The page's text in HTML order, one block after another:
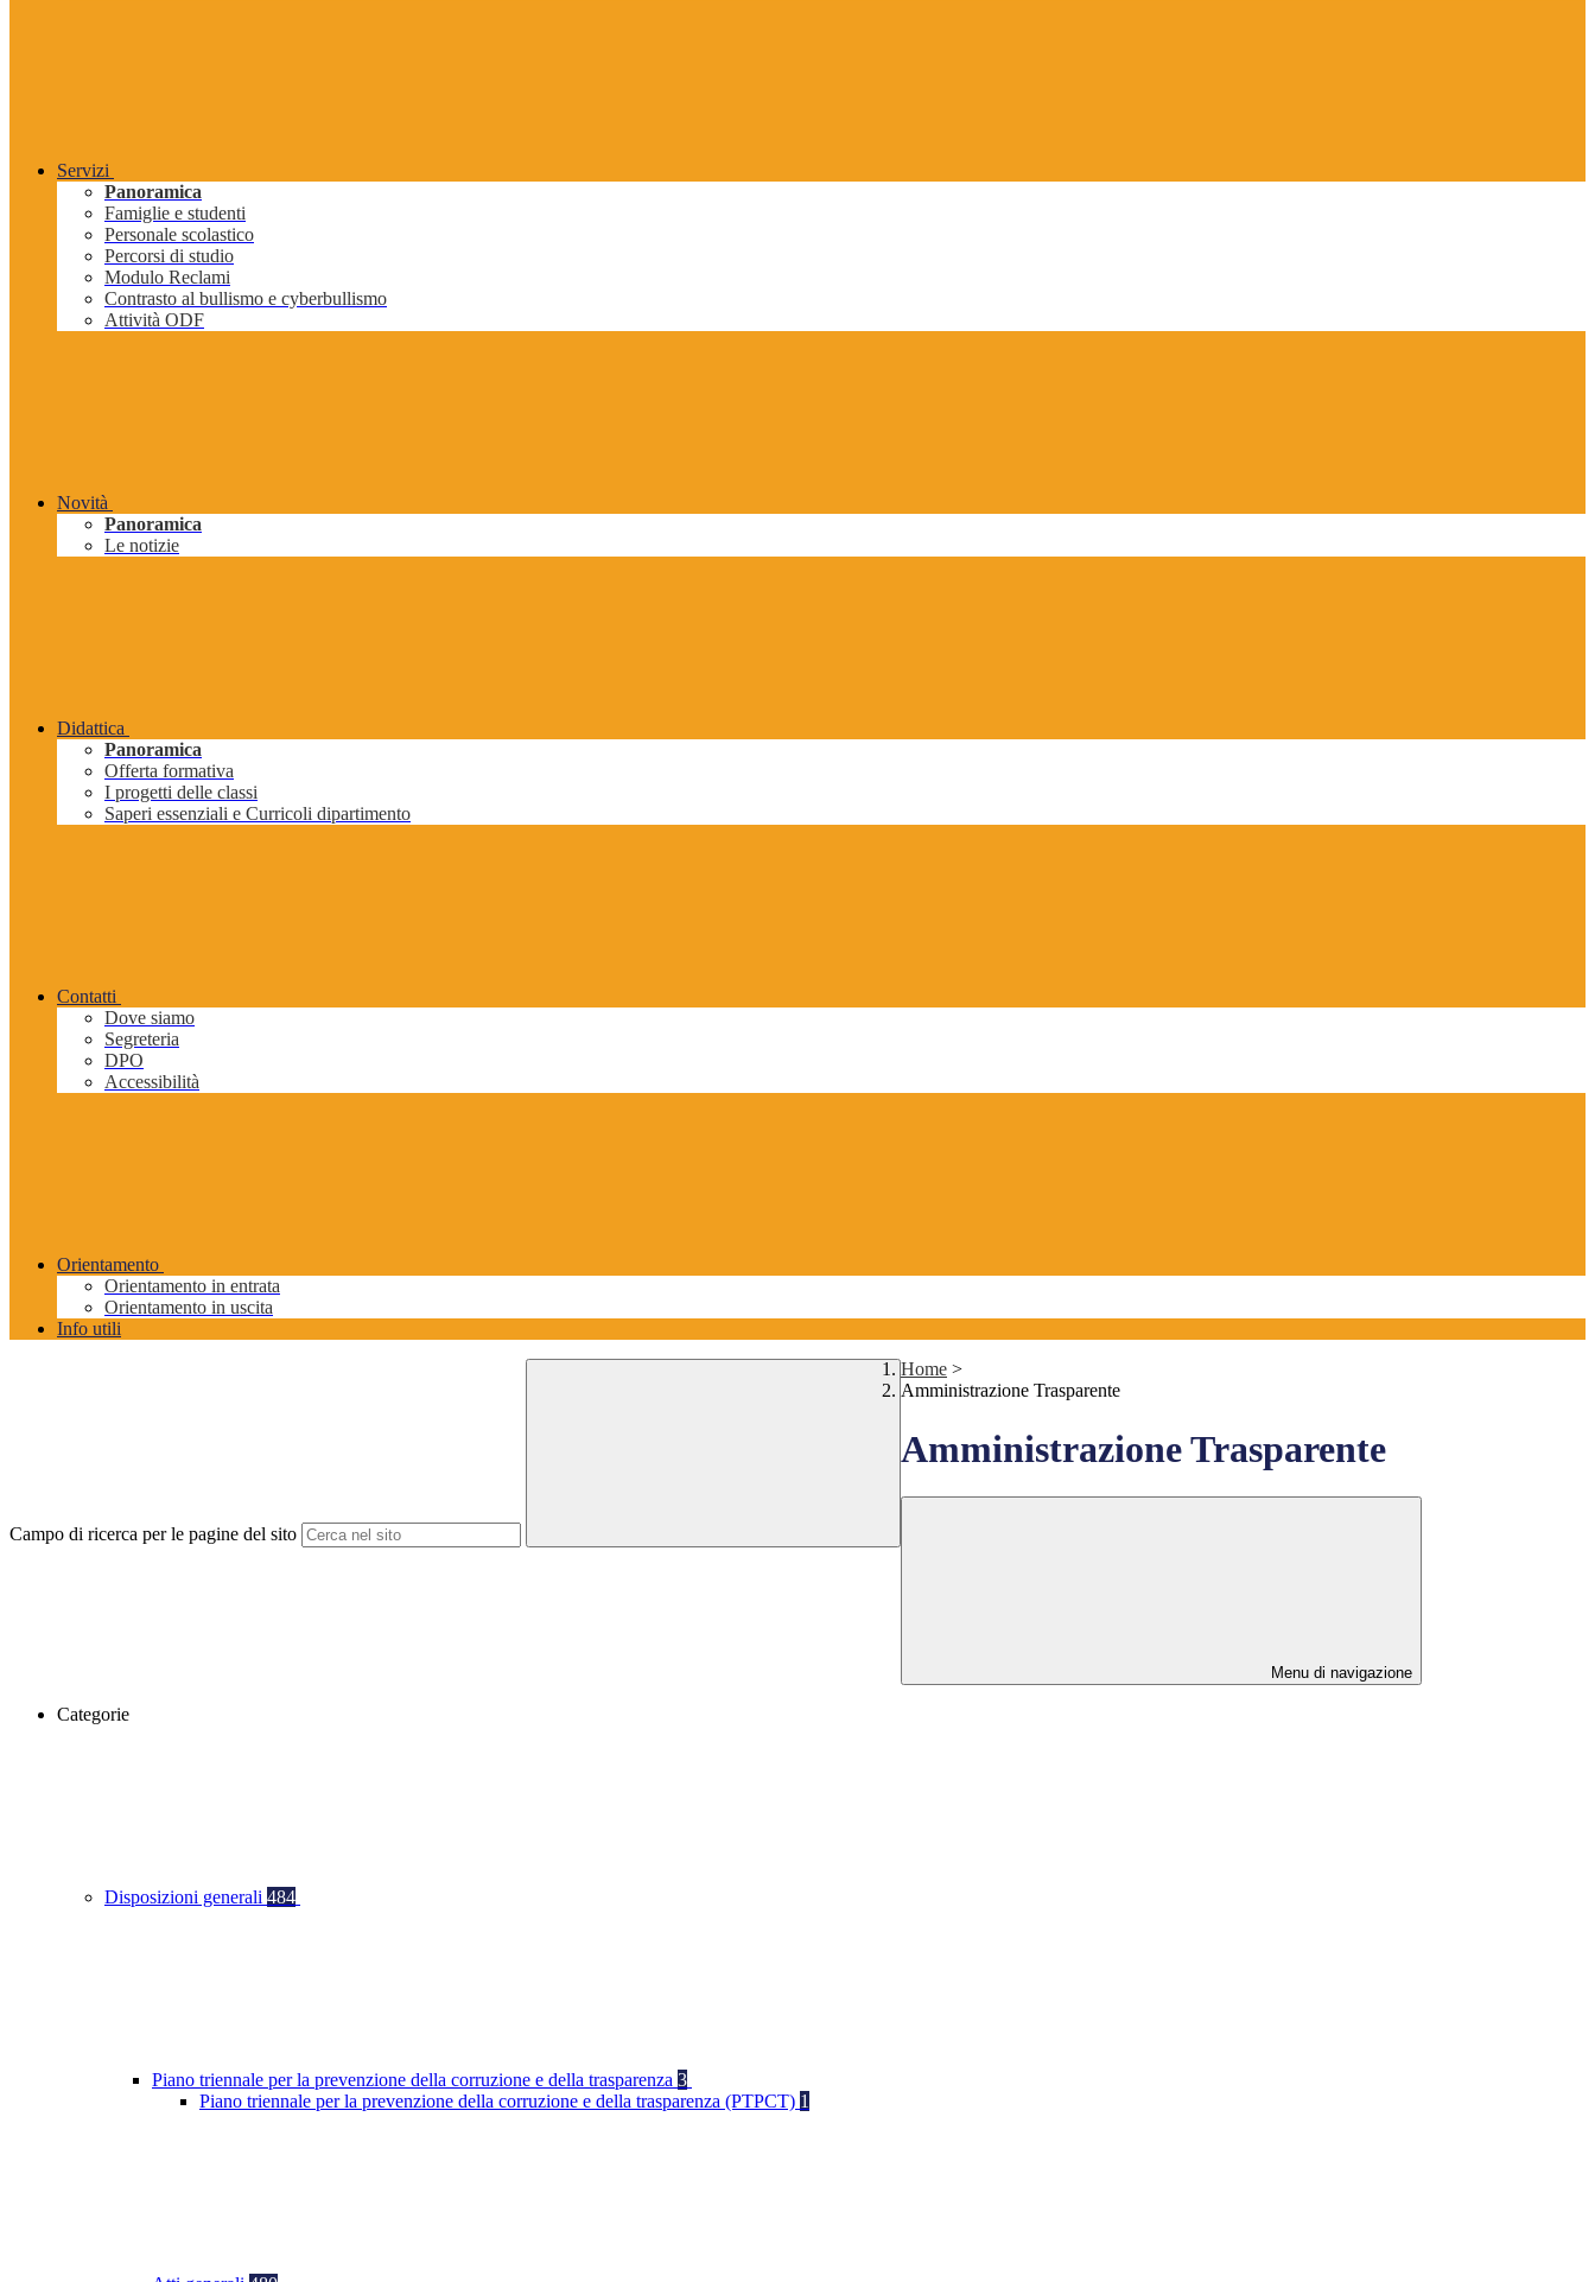
Servizi
Panoramica
Famiglie e studenti
Personale scolastico
Percorsi di studio
Modulo Reclami
Contrasto al bullismo e cyberbullismo
Attività ODF
Novità
Panoramica
Le notizie
Didattica
Panoramica
Offerta formativa
I progetti delle classi
Saperi essenziali e Curricoli dipartimento
Contatti
Dove siamo
Segreteria
DPO
Accessibilità
Orientamento
Orientamento in entrata
Orientamento in uscita
Info utili
Campo di ricerca per le pagine del sito
Home >
Amministrazione Trasparente
Amministrazione Trasparente
Menu di navigazione
Categorie
Disposizioni generali 484
Piano triennale per la prevenzione della corruzione e della trasparenza 3
Piano triennale per la prevenzione della corruzione e della trasparenza (PTPCT) 1